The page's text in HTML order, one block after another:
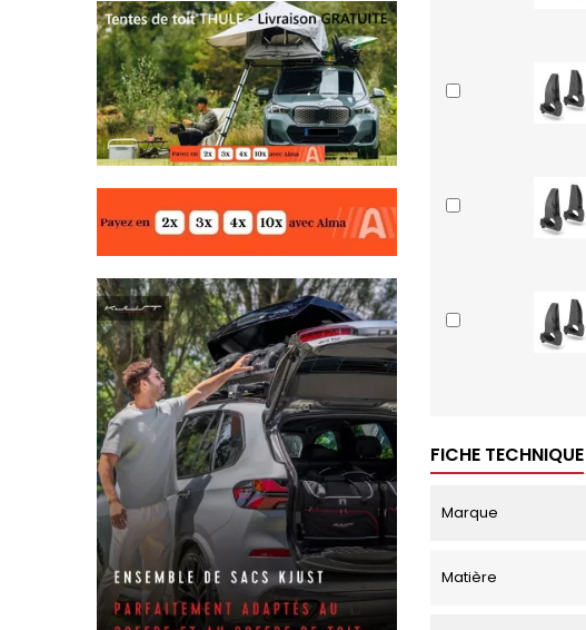
FICHE TECHNIQUE
Marque
Matière